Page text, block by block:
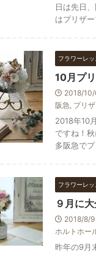
日は先日
はプリザ
フラワーレッ
10月プ
2018/
阪急 プリ
2018年10
ですね！
多阪急で
フラワーレッ
９月に
2018/8/9
ホルトホー
昨年の9月